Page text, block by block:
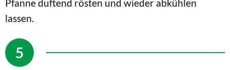
Pfanne duftend rösten und wieder abkühlen
lassen.